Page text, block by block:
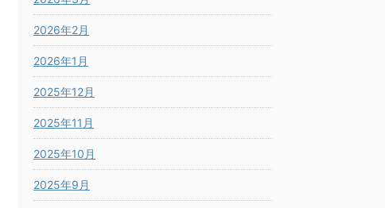
2026年2月
2026年1月
2025年12月
2025年11月
2025年10月
2025年9月